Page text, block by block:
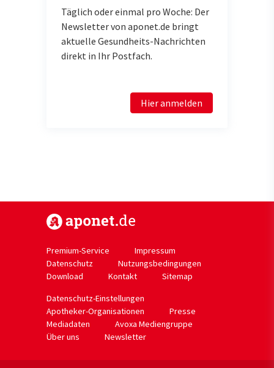
Täglich oder einmal pro Woche: Der
Newsletter von aponet.de bringt
aktuelle Gesundheits-Nachrichten
direkt in Ihr Postfach.
Hier anmelden
Premium-Service
Impressum
Datenschutz
Nutzungsbedingungen
Download
Kontakt
Sitemap
Datenschutz-Einstellungen
Apotheker-Organisationen
Presse
Mediadaten
Avoxa Mediengruppe
Über uns
Newsletter